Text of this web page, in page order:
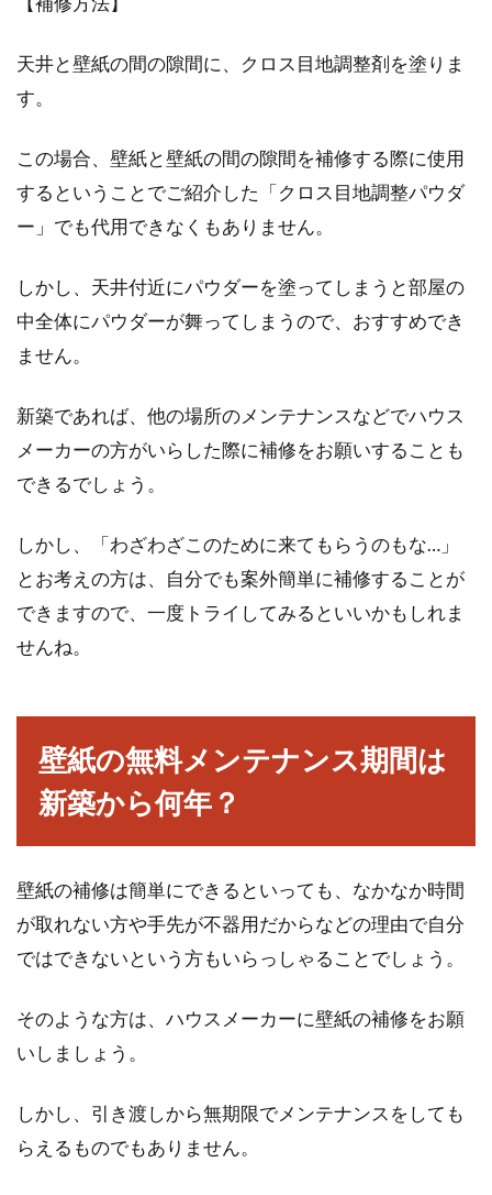
天井と壁紙の間の隙間に、クロス目地調整剤を塗りま
す。
この場合、壁紙と壁紙の間の隙間を補修する際に使用
するということでご紹介した「クロス目地調整パウダ
ー」でも代用できなくもありません。
しかし、天井付近にパウダーを塗ってしまうと部屋の
中全体にパウダーが舞ってしまうので、おすすめでき
ません。
新築であれば、他の場所のメンテナンスなどでハウス
メーカーの方がいらした際に補修をお願いすることも
できるでしょう。
しかし、「わざわざこのために来てもらうのもな…」
とお考えの方は、自分でも案外簡単に補修することが
できますので、一度トライしてみるといいかもしれま
せんね。
壁紙の無料メンテナンス期間は
新築から何年？
壁紙の補修は簡単にできるといっても、なかなか時間
が取れない方や手先が不器用だからなどの理由で自分
ではできないという方もいらっしゃることでしょう。
そのような方は、ハウスメーカーに壁紙の補修をお願
いしましょう。
しかし、引き渡しから無期限でメンテナンスをしても
らえるものでもありません。